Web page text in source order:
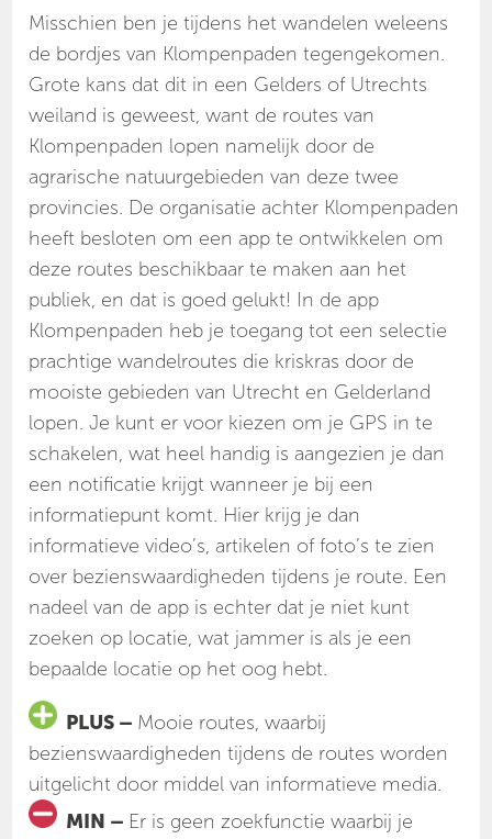
Misschien ben je tijdens het wandelen weleens
de bordjes van Klompenpaden tegengekomen.
Grote kans dat dit in een Gelders of Utrechts
weiland is geweest, want de routes van
Klompenpaden lopen namelijk door de
agrarische natuurgebieden van deze twee
provincies. De organisatie achter Klompenpaden
heeft besloten om een app te ontwikkelen om
deze routes beschikbaar te maken aan het
publiek, en dat is goed gelukt! In de app
Klompenpaden heb je toegang tot een selectie
prachtige wandelroutes die kriskras door de
mooiste gebieden van Utrecht en Gelderland
lopen. Je kunt er voor kiezen om je GPS in te
schakelen, wat heel handig is aangezien je dan
een notificatie krijgt wanneer je bij een
informatiepunt komt. Hier krijg je dan
informatieve video’s, artikelen of foto’s te zien
over bezienswaardigheden tijdens je route. Een
nadeel van de app is echter dat je niet kunt
zoeken op locatie, wat jammer is als je een
bepaalde locatie op het oog hebt.
PLUS – Mooie routes, waarbij
bezienswaardigheden tijdens de routes worden
uitgelicht door middel van informatieve media.
MIN – Er is geen zoekfunctie waarbij je